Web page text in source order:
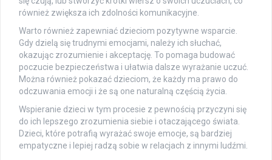
również zwiększa ich zdolności komunikacyjne.
Warto również zapewniać dzieciom pozytywne wsparcie.
Gdy dzielą się trudnymi emocjami, należy ich słuchać,
okazując zrozumienie i akceptację. To pomaga budować
poczucie bezpieczeństwa i ułatwia dalsze wyrażanie uczuć.
Można również pokazać dzieciom, że każdy ma prawo do
odczuwania emocji i że są one naturalną częścią życia.
Wspieranie dzieci w tym procesie z pewnością przyczyni się
do ich lepszego zrozumienia siebie i otaczającego świata.
Dzieci, które potrafią wyrażać swoje emocje, są bardziej
empatyczne i lepiej radzą sobie w relacjach z innymi ludźmi.